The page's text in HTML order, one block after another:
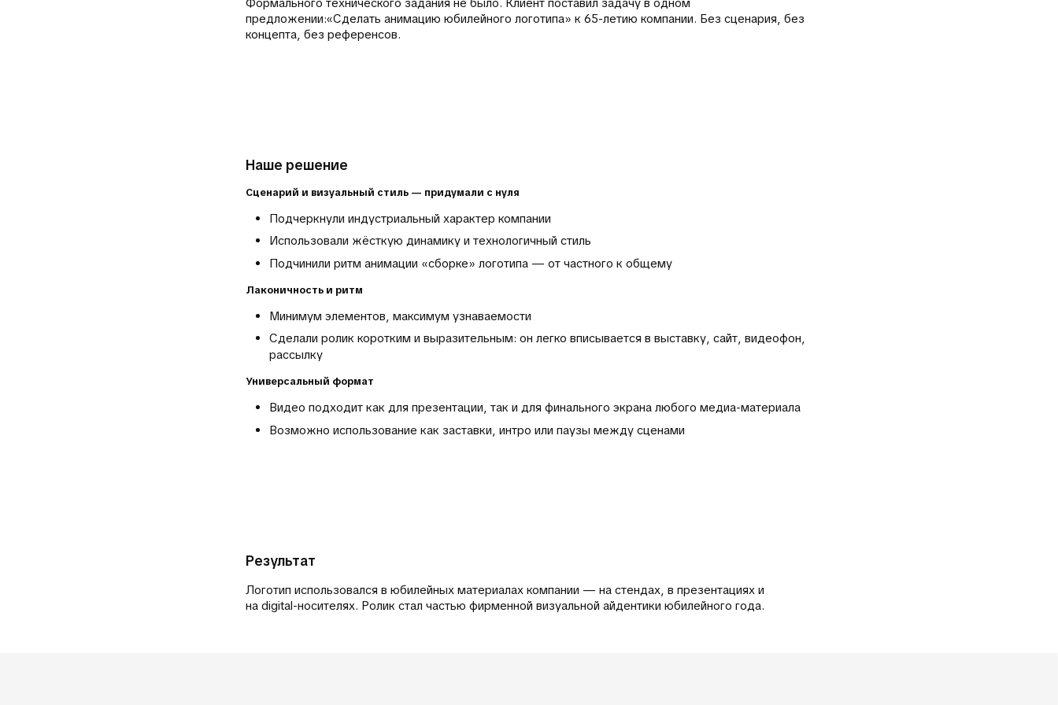
Формального технического задания не было. Клиент поставил задачу в одном
предложении:«Сделать анимацию юбилейного логотипа» к 65-летию компании. Без сценария, без
концепта, без референсов.
Наше решение
Сценарий и визуальный стиль — придумали с нуля
Подчеркнули индустриальный характер компании
Использовали жёсткую динамику и технологичный стиль
Подчинили ритм анимации «сборке» логотипа — от частного к общему
Лаконичность и ритм
Минимум элементов, максимум узнаваемости
Сделали ролик коротким и выразительным: он легко вписывается в выставку, сайт, видеофон,
рассылку
Универсальный формат
Видео подходит как для презентации, так и для финального экрана любого медиа-материала
Возможно использование как заставки, интро или паузы между сценами
Результат
Логотип использовался в юбилейных материалах компании — на стендах, в презентациях и
на digital-носителях. Ролик стал частью фирменной визуальной айдентики юбилейного года.